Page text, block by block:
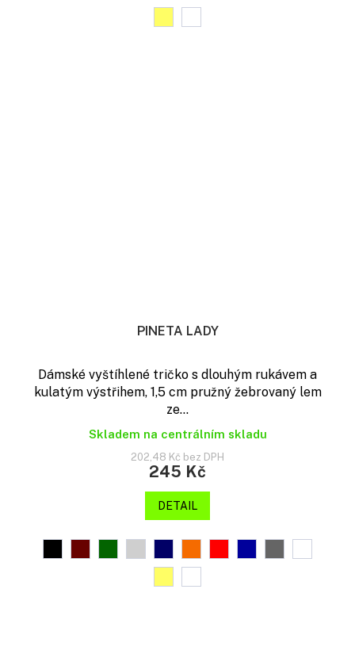
PINETA LADY
Dámské vyštíhlené tričko s dlouhým rukávem a
kulatým výstřihem, 1,5 cm pružný žebrovaný lem
ze...
Skladem na centrálním skladu
202,48 Kč bez DPH
245 Kč
DETAIL